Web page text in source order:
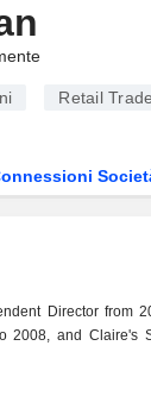
Retail Trade
Director from
2008, and Claire's